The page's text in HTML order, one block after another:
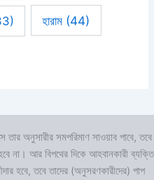
হারাম (44)
তার অনুসারীর সমপরিমাণ সাওয়াব পাবে, তবে
না। আর বিপথের দিকে আহবানকারী ব্যক্তি
হবে, তবে তাদের (অনুসরণকারীদের) পাপ